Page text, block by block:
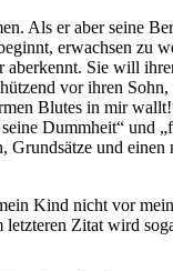
Als er aber seine
erwachsen zu
Sie will
vor ihren Sohn,
Blutes in mir
Dummheit“ und
und
Kind nicht vor
Zitat wird